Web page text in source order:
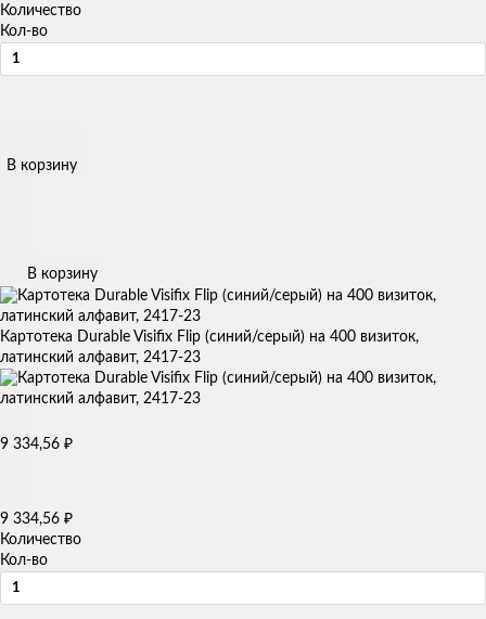
Количество
Кол-во
В корзину
В корзину
Картотека Durable Visifix Flip (синий/серый) на 400 визиток,
латинский алфавит, 2417-23
9 334,56 ₽
9 334,56 ₽
Количество
Кол-во